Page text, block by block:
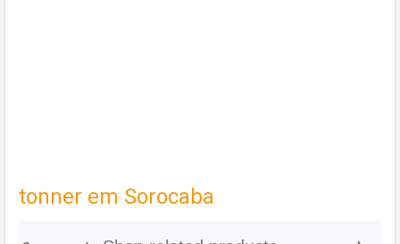
tonner em Sorocaba